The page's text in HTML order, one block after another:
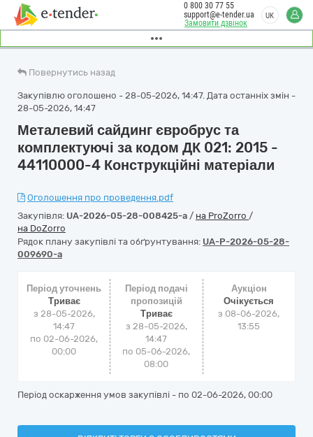
Замовити дзвінок
0 800 30 77 55
support@e-tender.ua
UK
Повернутись назад
Закупівлю оголошено - 28-05-2026, 14:47. Дата останніх змін -
28-05-2026, 14:47
Металевий сайдинг євробрус та
комплектуючі за кодом ДК 021: 2015 -
44110000-4 Конструкційні матеріали
Оголошення про проведення.pdf
Закупівля: UA-2026-05-28-008425-a / на ProZorro /
на DoZorro
Рядок плану закупівлі та обґрунтування: UA-P-2026-05-28-
009690-a
Період уточнень
Триває
з 28-05-2026,
14:47
по 02-06-2026,
00:00
Період подачі
пропозицій
Триває
з 28-05-2026,
14:47
по 05-06-2026,
08:00
Аукціон
Очікується
з 08-06-2026,
13:55
Період оскарження умов закупівлі - по 02-06-2026, 00:00